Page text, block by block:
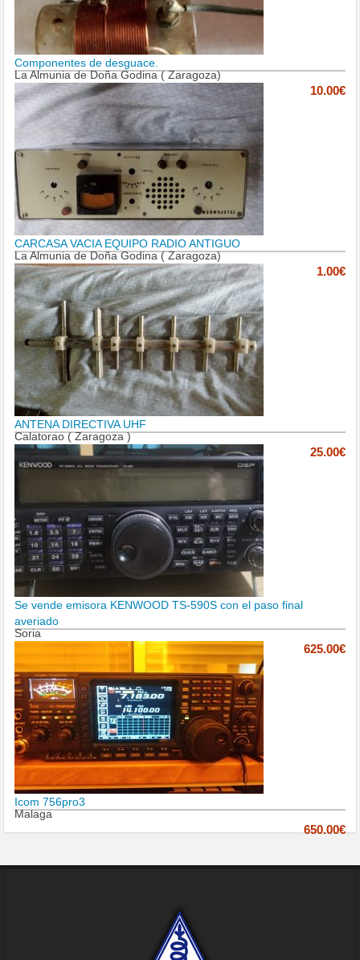
Componentes de desguace.
La Almunia de Doña Godina ( Zaragoza)
10.00€
CARCASA VACIA EQUIPO RADIO ANTIGUO
La Almunia de Doña Godina ( Zaragoza)
1.00€
ANTENA DIRECTIVA UHF
Calatorao ( Zaragoza )
25.00€
Se vende emisora KENWOOD TS-590S con el paso final
averiado
Soria
625.00€
Icom 756pro3
Malaga
650.00€